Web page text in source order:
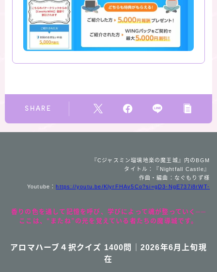
SHARE
『Cジャスミン瑠璃地楽の魔王城』内のBGM
タイトル：『Nightfall Castle』
作曲・編曲：なぐもりず様
Youtube：https://youtu.be/KlyrFHAv5Co?si=gD3-NgE737i8rWT-
香りの色を通して記憶を呼び、学びによって魂が整っていく──
ここは、“またね”の光を覚えている者たちの魔導城です。
アロマハーブ４択クイズ 1400問｜2026年6月上旬現
在